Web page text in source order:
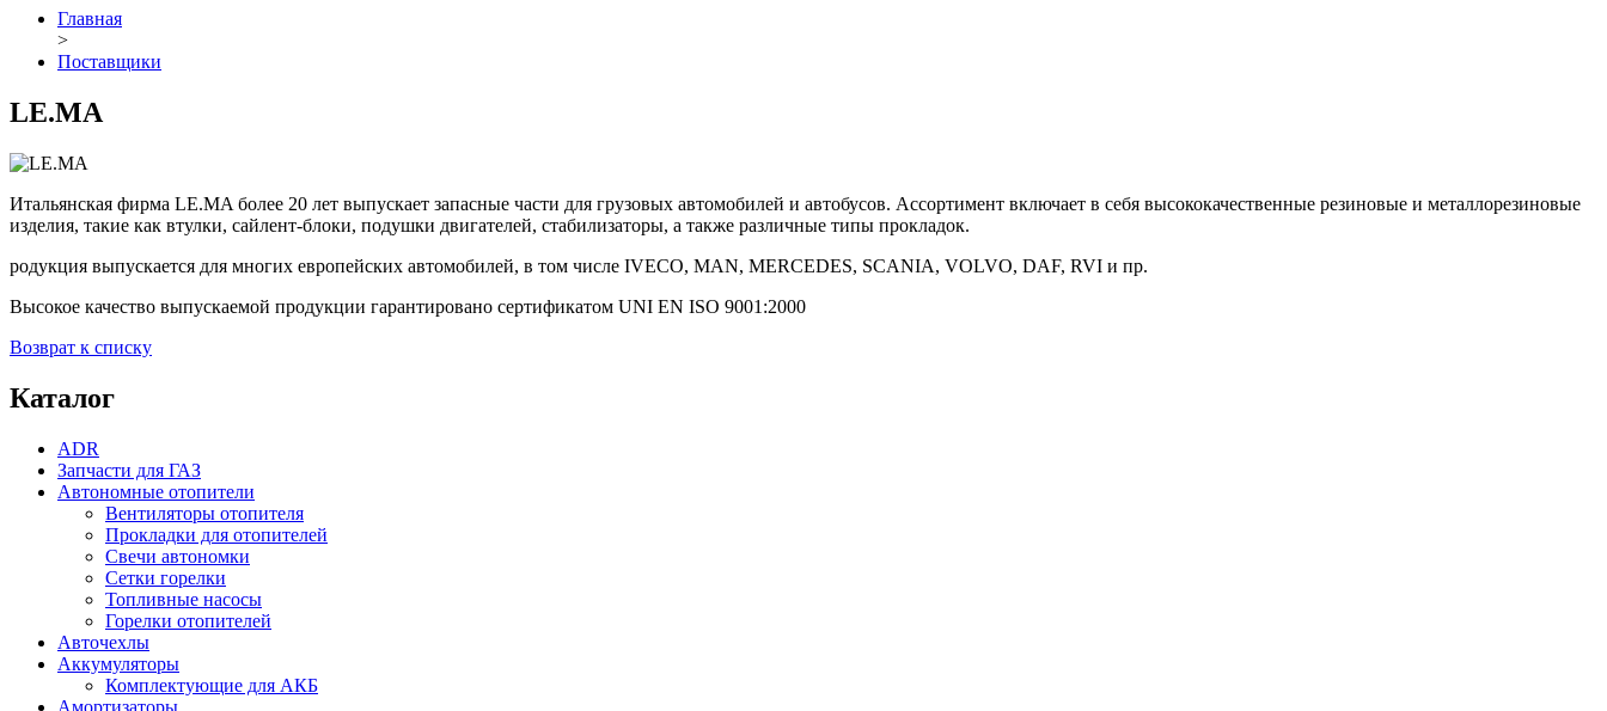
Главная
>
Поставщики
LE.MA
Итальянская фирма LE.MA более 20 лет выпускает запасные части для грузовых автомобилей и автобусов. Ассортимент включает в себя высококачественные резиновые и металлорезиновые
изделия, такие как втулки, сайлент-блоки, подушки двигателей, стабилизаторы, а также различные типы прокладок.
родукция выпускается для многих европейских автомобилей, в том числе IVECO, MAN, MERCEDES, SCANIA, VOLVO, DAF, RVI и пр.
Высокое качество выпускаемой продукции гарантировано сертификатом UNI EN ISO 9001:2000
Возврат к списку
Каталог
ADR
Запчасти для ГАЗ
Автономные отопители
Вентиляторы отопителя
Прокладки для отопителей
Свечи автономки
Сетки горелки
Топливные насосы
Горелки отопителей
Авточехлы
Аккумуляторы
Комплектующие для АКБ
Амортизаторы